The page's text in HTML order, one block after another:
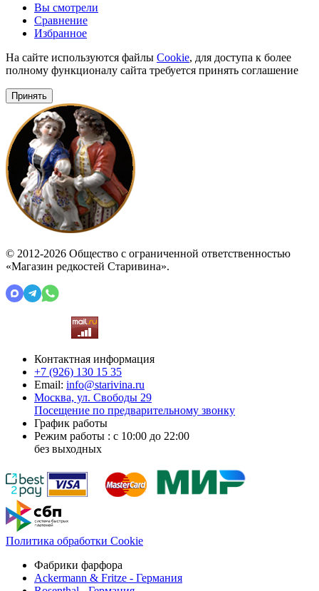
Вы смотрели
Сравнение
Избранное
На сайте используются файлы Cookie, для доступа к более
полному функционалу сайта требуется принять соглашение
Принять
© 2012-2026 Общество с ограниченной ответственностью
«Магазин редкостей Старивина».
Контактная информация
+7 (926) 130 15 35
Email: info@starivina.ru
Москва, ул. Свободы 29
Посещение по предварительному звонку
График работы
Режим работы : с 10:00 до 22:00
без выходных
Политика обработки Cookie
Фабрики фарфора
Ackermann & Fritze - Германия